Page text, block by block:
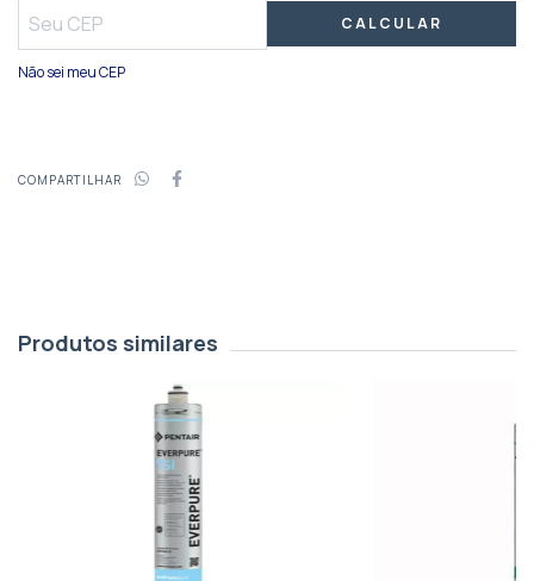
2,5 gpm (
, garantindo
* A tecnologia exclusiva
* Segurança Certificada:
garantindo água pura e segura.
* Versatilidade Total:
principais cabeçotes do mercado (Coldrink, QC7I, QL1, QL2,
QL3B, QL3 e coletores CSR de alto fluxo).
CALCULAR
Não sei meu CEP
COMPARTILHAR
Produtos similares